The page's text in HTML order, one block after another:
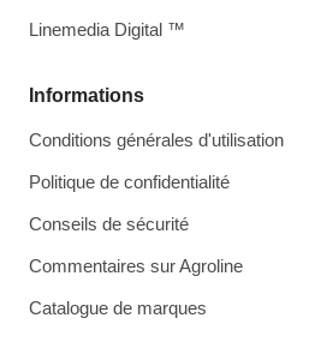
Informations
Conditions générales d'utilisation
Politique de confidentialité
Conseils de sécurité
Commentaires sur Agroline
Catalogue de marques
Linemedia Digital ™